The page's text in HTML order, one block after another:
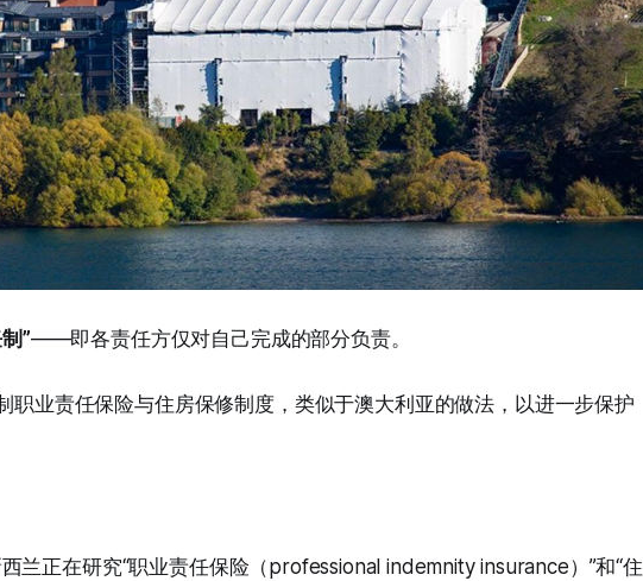
”——即各责任方仅对自己完成的部分负责。
职业责任保险与住房保修制度，类似于澳大利亚的做法，以进一步保护
兰正在研究“职业责任保险（professional indemnity insurance）”和“住